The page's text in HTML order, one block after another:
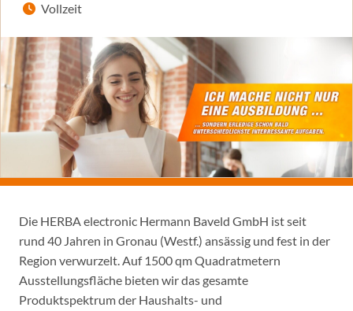
Vollzeit
Die HERBA electronic Hermann Baveld GmbH ist seit
rund 40 Jahren in Gronau (Westf.) ansässig und fest in der
Region verwurzelt. Auf 1500 qm Quadratmetern
Ausstellungsfläche bieten wir das gesamte
Produktspektrum der Haushalts- und